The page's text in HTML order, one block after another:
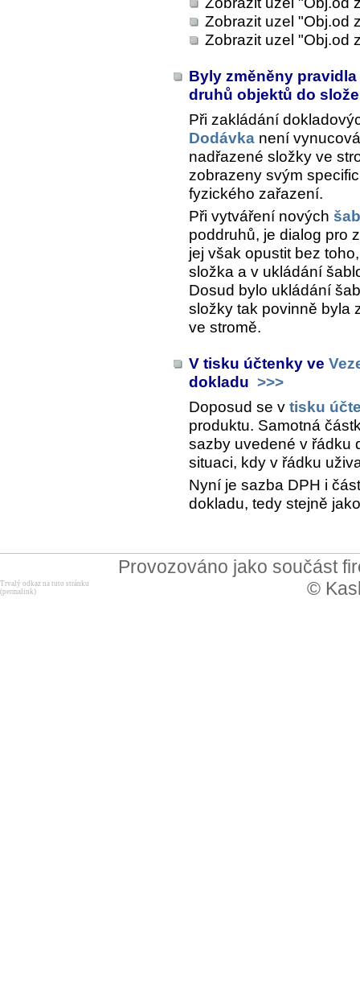
Zobrazit uzel "Obj.od
Zobrazit uzel "Obj.od
Byly změněny
druhů objektů do
Při zakládání
Dodávka není
nadřazené složky ve
zobrazeny svým
fyzického zařazení.
Při vytváření nových
poddruhů, je dialog pro
jej však opustit bez
složka a v ukládání
Dosud bylo ukládání
složky tak povinně byla
ve stromě.
V tisku účtenky ve
dokladu >>>
Doposud se v tisku
produktu. Samotná
sazby uvedené v řádku
situaci, kdy v řádku
Nyní je sazba DPH i
dokladu, tedy stejně
Provozováno jako součást
©
Trvalý odkaz na tuto stránku
(permalink)